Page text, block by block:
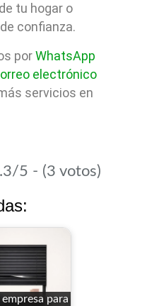
tu hogar o
confianza.
porWhatsApp
electrónico
servicios en
5 - (3 votos)
para